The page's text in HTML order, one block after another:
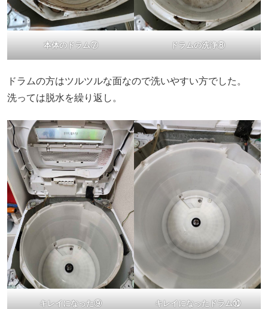
本体のドラム⑦ ドラムの洗浄⑧
ドラムの方はツルツルな面なので洗いやすい方でした。
洗っては脱水を繰り返し。
キレイになった⑨ キレイになったドラム⑩